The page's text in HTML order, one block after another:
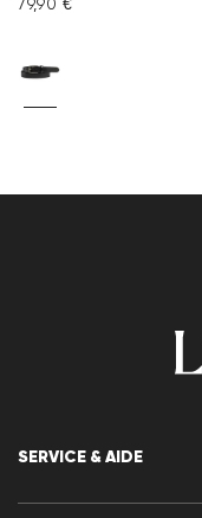
79,90 €
SERVICE & AIDE